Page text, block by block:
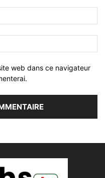
web dans ce navigateur